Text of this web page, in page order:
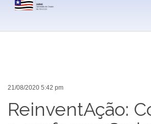
21/08/2020 5:42 pm
ReinventAção: